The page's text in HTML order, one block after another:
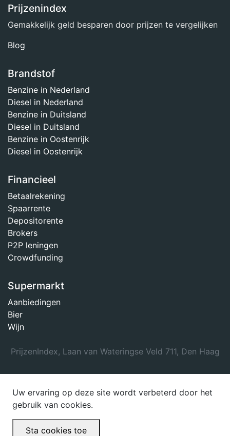
Prijzenindex
Gemakkelijk geld besparen door prijzen te vergelijken
Blog
Brandstof
Benzine in Nederland
Diesel in Nederland
Benzine in Duitsland
Diesel in Duitsland
Benzine in Oostenrijk
Diesel in Oostenrijk
Financieel
Betaalrekening
Spaarrente
Depositorente
Brokers
P2P leningen
Crowdfunding
Supermarkt
Aanbiedingen
Bier
Wijn
PrijzenIndex, Laan van Wateringse Veld 711, Den Haag
Uw ervaring op deze site wordt verbeterd door het
gebruik van cookies.
Sta cookies toe